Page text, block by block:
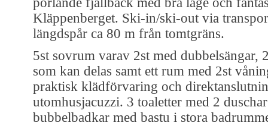
Kläppenberget. Ski-in/ski-out via
längdspår ca 80 m från tomtgräns.
5st sovrum varav 2st med dubbelsängar,
som kan delas samt ett rum med 2st
praktisk klädförvaring och
utomhusjacuzzi. 3 toaletter med 2
bubbelbadkar med bastu i stora